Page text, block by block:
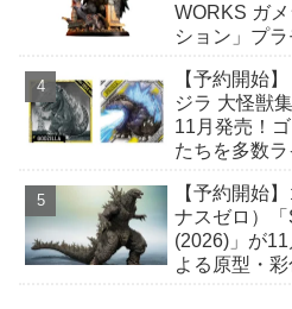
WORKS ガ
ション」プ
緊迫の瞬間！
【予約開始
ジラ 大怪獣
11月発売！
たちを多数
加工！
【予約開始
ナスゼロ）
(2026)」が
よる原型・